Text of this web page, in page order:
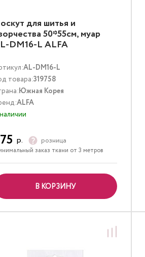
для шитья и
50*55см, муар
DM16-L ALFA
AL-DM16-L
товара:319758
Южная Корея
ALFA
р. розница
заказ ткани от 3 метров
В КОРЗИНУ